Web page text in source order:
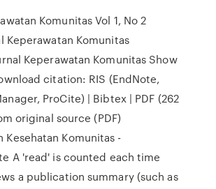
Komunitas Vol 1, No 2
Keperawatan Komunitas
Keperawatan Komunitas Show
citation: RIS (EndNote,
ProCite) | Bibtex | PDF (262
original source (PDF)
Kesehatan Komunitas -
A 'read' is counted each time
a publication summary (such as